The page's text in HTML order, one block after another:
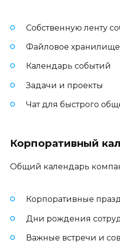
Собственную ленту
Файловое хранилище
Календарь событий
Задачи и проекты
Чат для быстрого
Корпоративный
Общий календарь
Корпоративные
Дни рождения
Важные встречи и